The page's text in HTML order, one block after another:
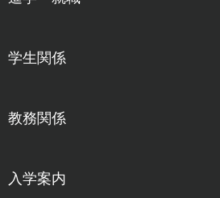
学生関係
教務関係
入学案内